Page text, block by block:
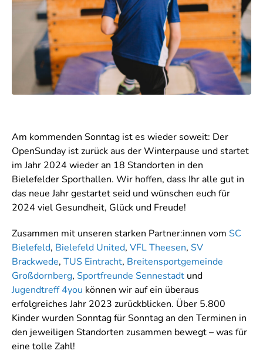
Am kommenden Sonntag ist es wieder soweit: Der
OpenSunday ist zurück aus der Winterpause und startet
im Jahr 2024 wieder an 18 Standorten in den
Bielefelder Sporthallen. Wir hoffen, dass Ihr alle gut in
das neue Jahr gestartet seid und wünschen euch für
2024 viel Gesundheit, Glück und Freude!
Zusammen mit unseren starken Partner:innen vom SC
Bielefeld, Bielefeld United, VFL Theesen, SV
Brackwede, TUS Eintracht, Breitensportgemeinde
Großdornberg, Sportfreunde Sennestadtund
Jugendtreff 4you können wir auf ein überaus
erfolgreiches Jahr 2023 zurückblicken. Über 5.800
Kinder wurden Sonntag für Sonntag an den Terminen in
den jeweiligen Standorten zusammen bewegt – was für
eine tolle Zahl!